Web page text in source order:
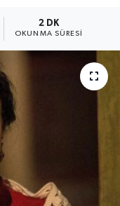
2 DK
OKUNMA SÜRESI